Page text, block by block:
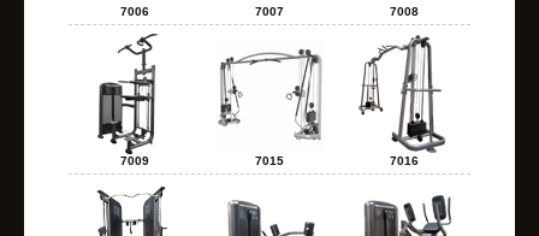
7006 7007 7008
7009 7015 7016